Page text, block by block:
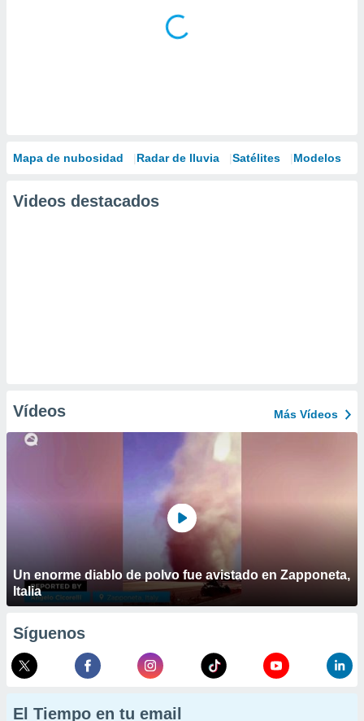
Mapa de nubosidad Radar de lluvia Satélites Modelos
Videos destacados
Vídeos Más Vídeos
Un enorme diablo de polvo fue avistado en Zapponeta,
Italia
Síguenos
El Tiempo en tu email